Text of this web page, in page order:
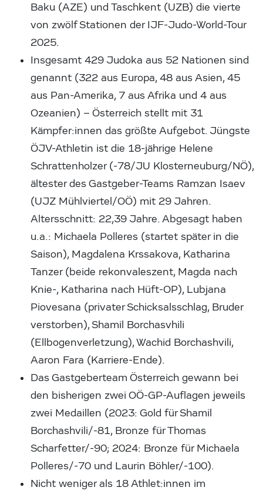
Baku (AZE) und Taschkent (UZB) die vierte
von zwölf Stationen der IJF-Judo-World-Tour
2025.
Insgesamt 429 Judoka aus 52 Nationen sind
genannt (322 aus Europa, 48 aus Asien, 45
aus Pan-Amerika, 7 aus Afrika und 4 aus
Ozeanien) – Österreich stellt mit 31
Kämpfer:innen das größte Aufgebot. Jüngste
ÖJV-Athletin ist die 18-jährige Helene
Schrattenholzer (-78/JU Klosterneuburg/NÖ),
ältester des Gastgeber-Teams Ramzan Isaev
(UJZ Mühlviertel/OÖ) mit 29 Jahren.
Altersschnitt: 22,39 Jahre. Abgesagt haben
u.a.: Michaela Polleres (startet später in die
Saison), Magdalena Krssakova, Katharina
Tanzer (beide rekonvaleszent, Magda nach
Knie-, Katharina nach Hüft-OP), Lubjana
Piovesana (privater Schicksalsschlag, Bruder
verstorben), Shamil Borchasvhili
(Ellbogenverletzung), Wachid Borchashvili,
Aaron Fara (Karriere-Ende).
Das Gastgeberteam Österreich gewann bei
den bisherigen zwei OÖ-GP-Auflagen jeweils
zwei Medaillen (2023: Gold für Shamil
Borchashvili/-81, Bronze für Thomas
Scharfetter/-90; 2024: Bronze für Michaela
Polleres/-70 und Laurin Böhler/-100).
Nicht weniger als 18 Athlet:innen im